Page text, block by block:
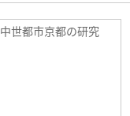
中世都市京都の研究